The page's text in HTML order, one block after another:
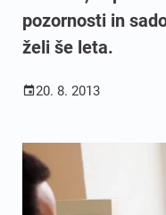
pozornosti in
želi še leta.
20. 8. 2013